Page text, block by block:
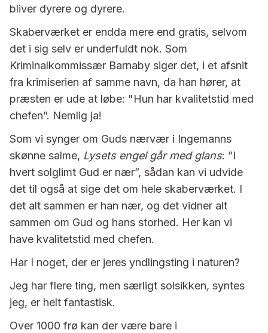
bliver dyrere og dyrere.
Skaberværket er endda mere end gratis, selvom
det i sig selv er underfuldt nok. Som
Kriminalkommissær Barnaby siger det, i et afsnit
fra krimiserien af samme navn, da han hører, at
præsten er ude at løbe: "Hun har kvalitetstid med
chefen”. Nemlig ja!
Som vi synger om Guds nærvær i Ingemanns
skønne salme, Lysets engel går med glans: ”I
hvert solglimt Gud er nær”, sådan kan vi udvide
det til også at sige det om hele skaberværket. I
det alt sammen er han nær, og det vidner alt
sammen om Gud og hans storhed. Her kan vi
have kvalitetstid med chefen.
Har I noget, der er jeres yndlingsting i naturen?
Jeg har flere ting, men særligt solsikken, syntes
jeg, er helt fantastisk.
Over 1000 frø kan der være bare i